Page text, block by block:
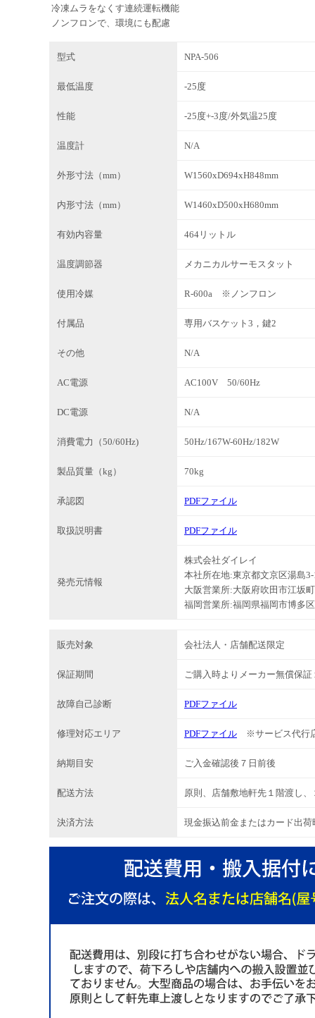
冷凍ムラをなくす連続運転機能
ノンフロンで、環境にも配慮
型式 NPA-506
最低温度 -25度
性能 -25度+-3度/外気温25度
温度計 N/A
外形寸法（mm） W1560xD694xH848mm
内形寸法（mm） W1460xD500xH680mm
有効内容量 464リットル
温度調節器 メカニカルサーモスタット
使用冷媒 R-600a ※ノンフロン
付属品 専用バスケット3，鍵2
その他 N/A
AC電源 AC100V 50/60Hz
DC電源 N/A
消費電力（50/60Hz) 50Hz/167W-60Hz/182W
製品質量（kg） 70kg
承認図 PDFファイル
取扱説明書 PDFファイル
発売元情報
株式会社ダイレイ
本社所在地:東京都文京区湯島3-
大阪営業所:大阪府吹田市江坂
福岡営業所:福岡県福岡市博多
販売対象 会社法人・店舗配送限定
保証期間 ご購入時よりメーカー無償保証
故障自己診断 PDFファイル
修理対応エリア PDFファイル ※サービス代行
納期目安 ご入金確認後７日前後
配送方法 原則、店舗敷地軒先１階渡し
決済方法 現金振込前金またはカード出